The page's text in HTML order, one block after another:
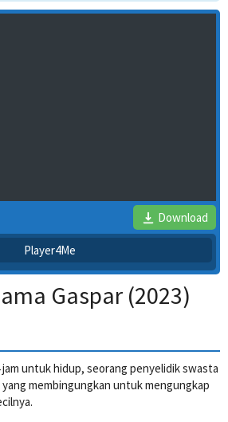
4 Wait Time
Download
Player4Me
Gaspar (2023)
untuk hidup, seorang penyelidik swasta
membingungkan untuk mengungkap